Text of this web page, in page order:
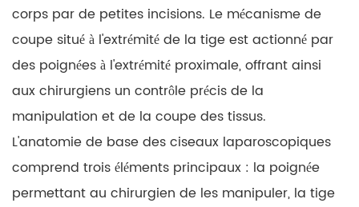
corps par de petites incisions. Le mécanisme de
coupe situé à l'extrémité de la tige est actionné par
des poignées à l'extrémité proximale, offrant ainsi
aux chirurgiens un contrôle précis de la
manipulation et de la coupe des tissus.
L'anatomie de base des ciseaux laparoscopiques
comprend trois éléments principaux : la poignée
permettant au chirurgien de les manipuler, la tige